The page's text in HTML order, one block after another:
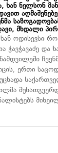
ხან ნელსონ
მხდალი
ოდისევსი
ჭავჭავაძე და
ერთი